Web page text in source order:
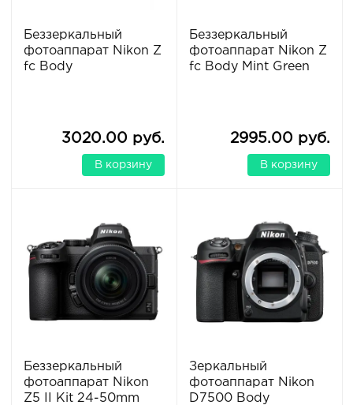
Беззеркальный
фотоаппарат Nikon Z
fc Body
3020.00 руб.
В корзину
Беззеркальный
фотоаппарат Nikon Z
fc Body Mint Green
2995.00 руб.
В корзину
Беззеркальный
фотоаппарат Nikon
Z5 II Kit 24-50mm
Зеркальный
фотоаппарат Nikon
D7500 Body